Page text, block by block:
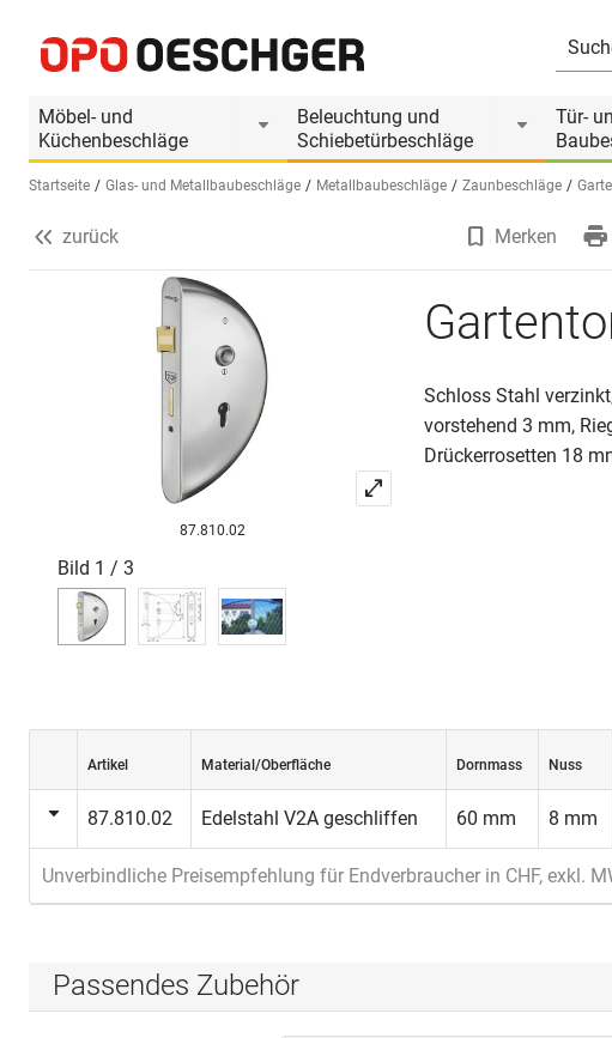
Möbel- und
Küchenbeschläge
Beleuchtung und
Schiebetürbeschläge
Tür-
Sprache wählen (DE)
Startseite Glas- und Metallbaubeschläge Metallbaubeschläge Zaunbeschläge
Produktinformationen
Passendes Zubehör
zurück Merken
87.810.02
Bild 1 / 3
Schloss Stahl
vorstehend 3 mm,
Drückerrosetten 18
Artikel Material/Oberfläche Dornmass Nuss
87.810.02 Edelstahl V2A geschliffen 60 mm 8 mm
Unverbindliche Preisempfehlung für Endverbraucher in CHF, exkl.
Passendes Zubehör